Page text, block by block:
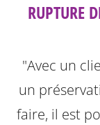
RUPTURE
"Avec un
un
faire, il est